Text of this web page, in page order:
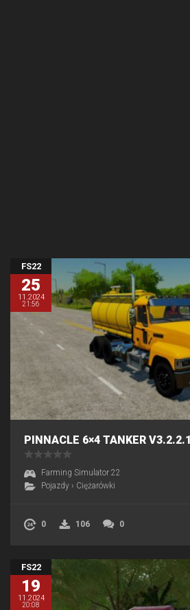
FS22
25
11.2024
21:56
PINNACLE 6×4 TANKER V3.2.2.1
Farming Simulator 22
Pojazdy › Ciężarówki
0 106 0
FS22
19
11.2024
20:08